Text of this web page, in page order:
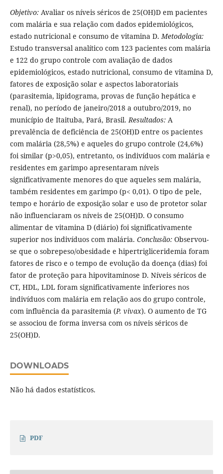
Objetivo:Avaliar os níveis séricos de 25(OH)D em pacientes
com malária e sua relação com dados epidemiológicos,
estado nutricional e consumo de vitamina D.Metodologia:
Estudo transversal analítico com 123 pacientes com malária
e 122 do grupo controle com avaliação de dados
epidemiológicos, estado nutricional, consumo de vitamina D,
fatores de exposição solar e aspectos laboratoriais
(parasitemia, lipidograma, provas de função hepática e
renal), no período de janeiro/2018 a outubro/2019, no
município de Itaituba, Pará, Brasil.Resultados:A
prevalência de deficiência de 25(OH)D entre os pacientes
com malária (28,5%) e aqueles do grupo controle (24,6%)
foi similar (p>0,05), entretanto, os indivíduos com malária e
residentes em garimpo apresentaram níveis
significativamente menores do que aqueles sem malária,
também residentes em garimpo (p< 0,01). O tipo de pele,
tempo e horário de exposição solar e uso de protetor solar
não influenciaram os níveis de 25(OH)D. O consumo
alimentar de vitamina D (diário) foi significativamente
superior nos indivíduos com malária. Conclusão:Observou-
se que o sobrepeso/obesidade e hipertrigliceridemia foram
fatores de risco e o tempo de evolução da doença (dias) foi
fator de proteção para hipovitaminose D. Níveis séricos de
CT, HDL, LDL foram significativamente inferiores nos
indivíduos com malária em relação aos do grupo controle,
com influência da parasitemia (P. vivax). O aumento de TG
se associou de forma inversa com os níveis séricos de
25(OH)D.
DOWNLOADS
Não há dados estatísticos.
PDF